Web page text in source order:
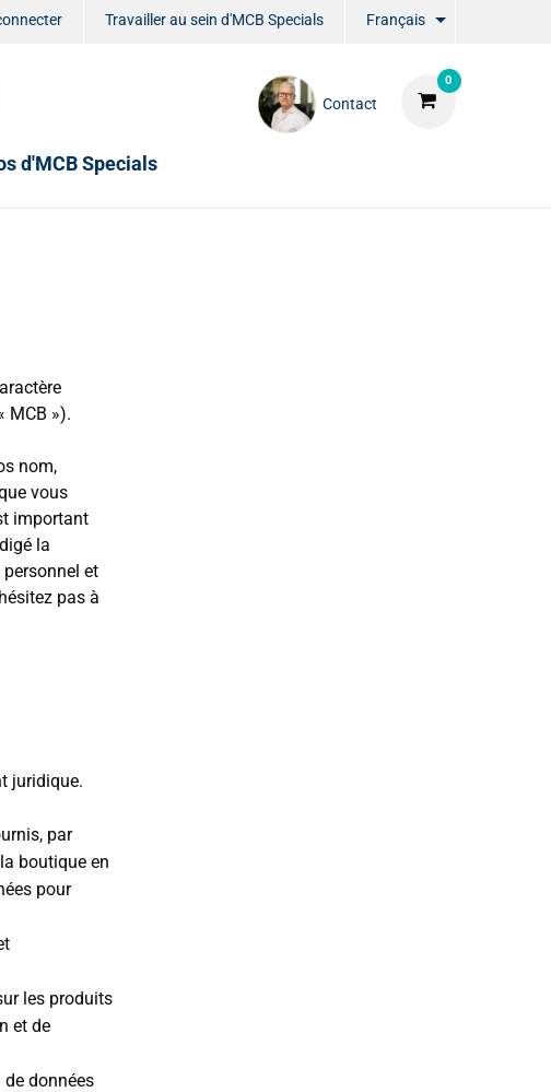
Travailler au sein d'MCB Specials Français
0
Contact
d'MCB Specials
MCB »).
nom,
vous
important
la
et
pas à
juridique.
par
boutique en
pour
les produits
et de
de données